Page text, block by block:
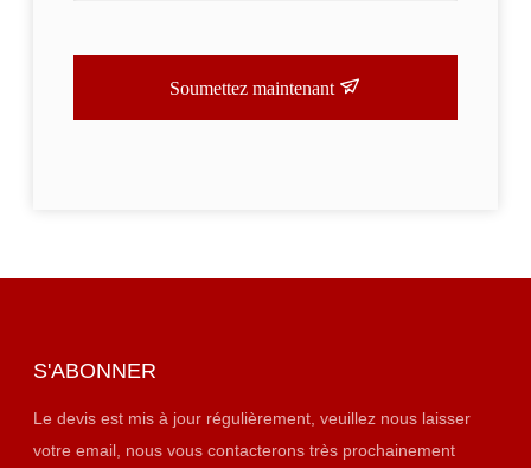
Soumettez maintenant
S'ABONNER
Le devis est mis à jour régulièrement, veuillez nous laisser
votre email, nous vous contacterons très prochainement